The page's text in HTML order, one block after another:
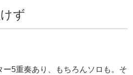
ず
5重奏あり、もちろんソロも。そ